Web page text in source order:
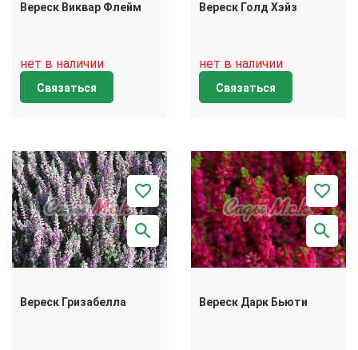
Вереск Виквар Флейм
нет в наличии
Связаться
Вереск Голд Хэйз
нет в наличии
Связаться
Вереск Гризабелла Вереск Дарк Бьюти